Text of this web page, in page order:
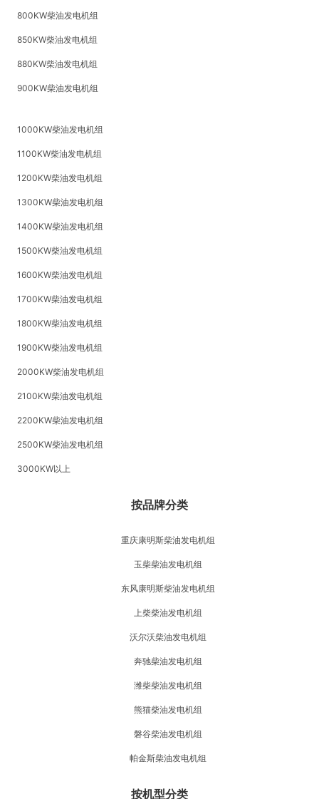
800KW柴油发电机组
850KW柴油发电机组
880KW柴油发电机组
900KW柴油发电机组
1000KW柴油发电机组
1100KW柴油发电机组
1200KW柴油发电机组
1300KW柴油发电机组
1400KW柴油发电机组
1500KW柴油发电机组
1600KW柴油发电机组
1700KW柴油发电机组
1800KW柴油发电机组
1900KW柴油发电机组
2000KW柴油发电机组
2100KW柴油发电机组
2200KW柴油发电机组
2500KW柴油发电机组
3000KW以上
按品牌分类
重庆康明斯柴油发电机组
玉柴柴油发电机组
东风康明斯柴油发电机组
上柴柴油发电机组
沃尔沃柴油发电机组
奔驰柴油发电机组
潍柴柴油发电机组
熊猫柴油发电机组
磐谷柴油发电机组
帕金斯柴油发电机组
按机型分类